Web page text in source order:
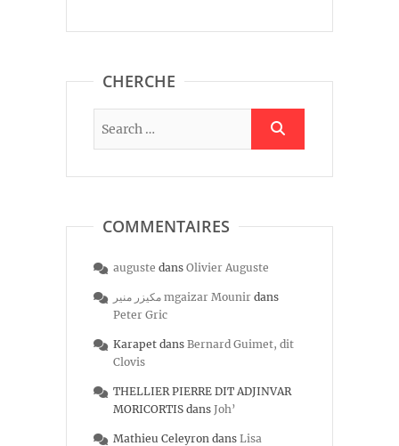
CHERCHE
COMMENTAIRES
auguste dans Olivier Auguste
مكيزر منير mgaizar Mounir dans
Peter Gric
Karapet dans Bernard Guimet, dit
Clovis
THELLIER PIERRE DIT ADJINVAR
MORICORTIS dans Joh’
Mathieu Celeyron dans Lisa